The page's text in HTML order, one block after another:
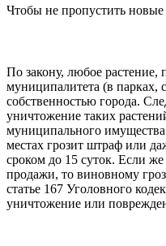
Чтобы не пропустить
По закону, любое растение,
муниципалитета (в парках,
собственностью города.
уничтожение таких
муниципального
местах грозит штраф или
сроком до 15 суток. Если
продажи, то виновному
статье 167 Уголовного
уничтожение или